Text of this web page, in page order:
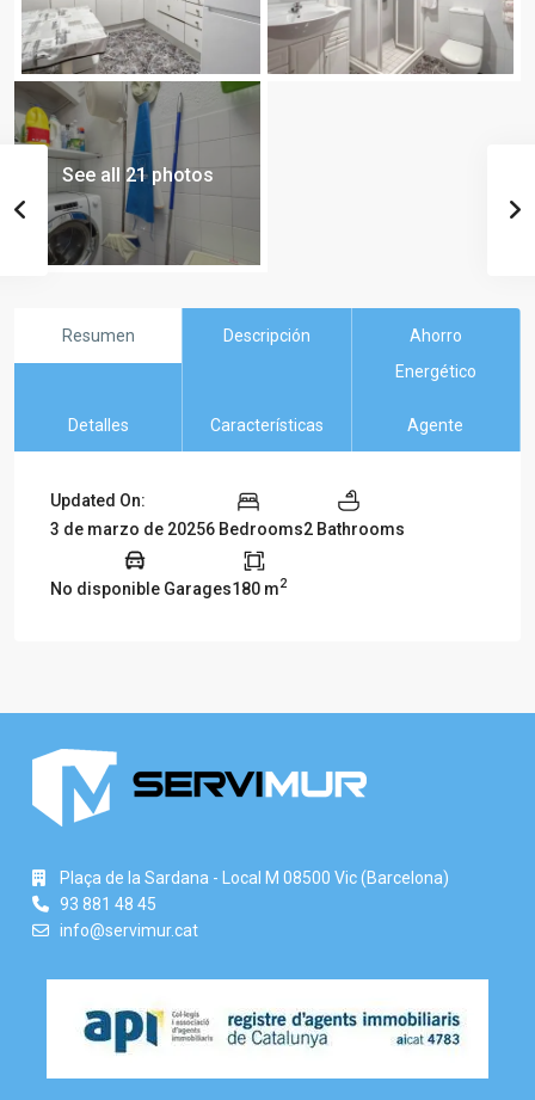
See all 21 photos
Resumen Descripción
Ahorro
Energético
Detalles Características Agente
Updated On:
3 de marzo de 20256 Bedrooms2 Bathrooms
No disponible Garages180 m2
Plaça de la Sardana - Local M 08500 Vic (Barcelona)
93 881 48 45
info@servimur.cat